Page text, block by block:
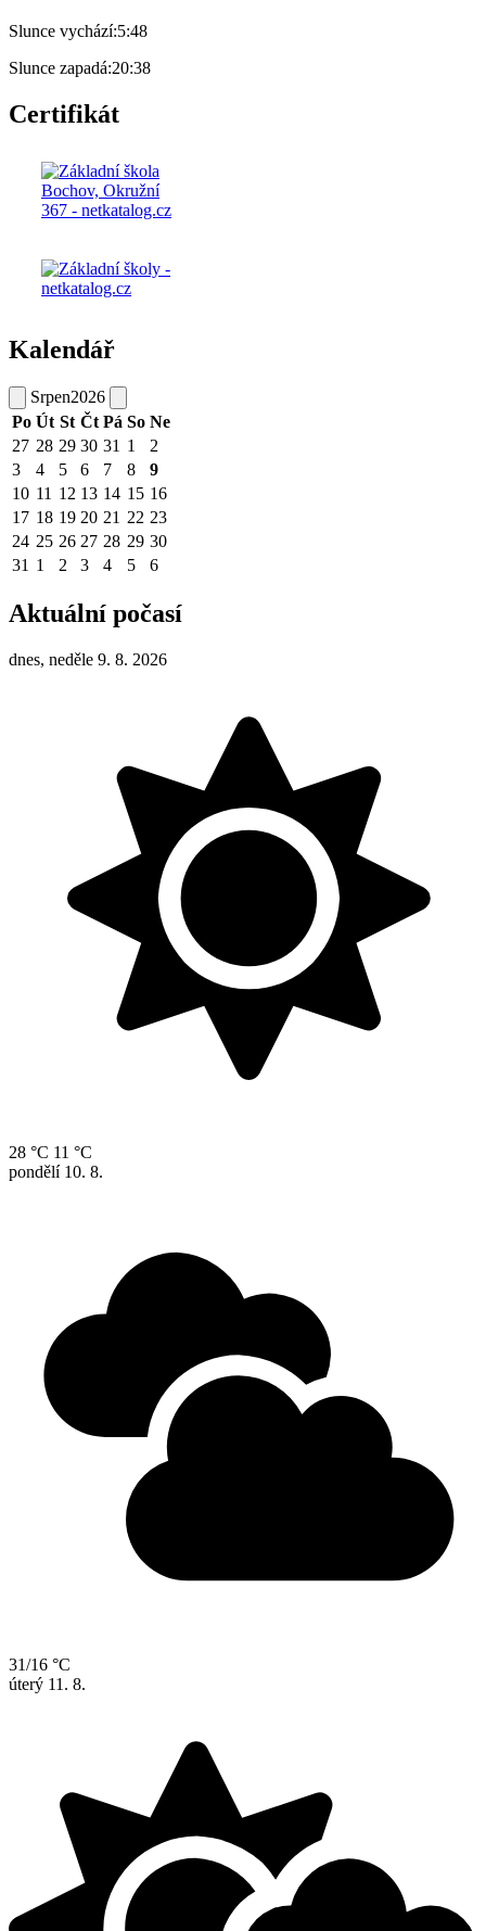
Slunce vychází:5:48
Slunce zapadá:20:38
Certifikát
Kalendář
Srpen2026
Po Út St Čt Pá So Ne
27 28 29 30 31 1
2
3
4 5 6 7 8
9
10 11 12 13 14 15 16
17 18 19 20 21 22 23
24 25 26 27 28 29 30
31 1 2 3 4 5 6
Aktuální počasí
dnes, neděle 9. 8. 2026
28 °C 11 °C
pondělí 10. 8.
31/16 °C
úterý 11. 8.